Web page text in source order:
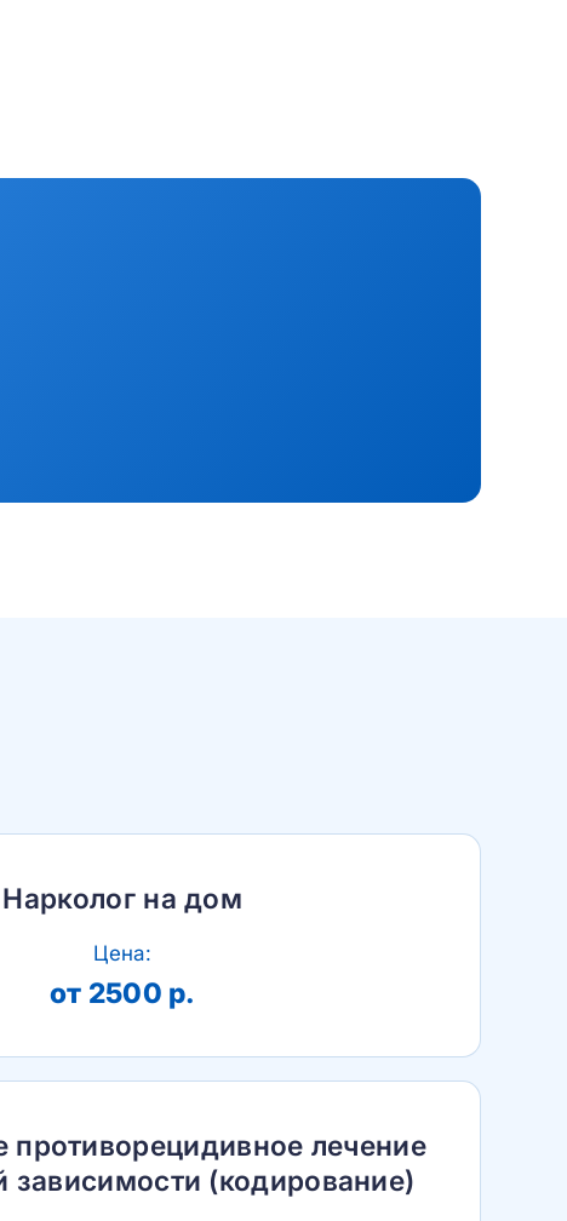
Нарколог на дом
Цена:
от 2500 р.
противорецидивное лечение
зависимости (кодирование)